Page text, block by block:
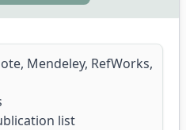
Mendeley, RefWorks,
list